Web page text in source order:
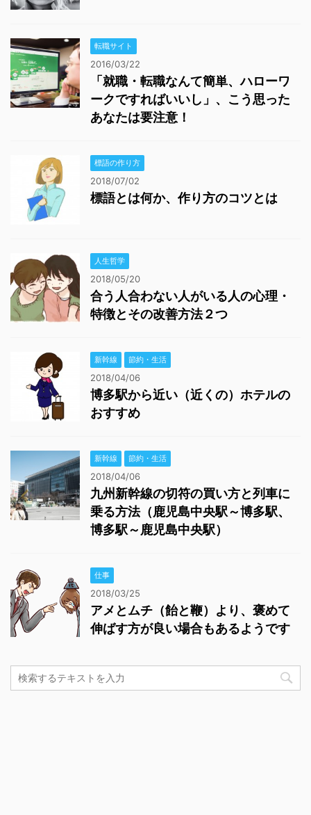
転職サイト
2016/03/22
「就職・転職なんて簡単、ハローワ
ークですればいいし」、こう思った
あなたは要注意！
標語の作り方
2018/07/02
標語とは何か、作り方のコツとは
人生哲学
2018/05/20
合う人合わない人がいる人の心理・
特徴とその改善方法２つ
新幹線 節約・生活
2018/04/06
博多駅から近い（近くの）ホテルの
おすすめ
新幹線 節約・生活
2018/04/06
九州新幹線の切符の買い方と列車に
乗る方法（鹿児島中央駅～博多駅、
博多駅～鹿児島中央駅）
仕事
2018/03/25
アメとムチ（飴と鞭）より、褒めて
伸ばす方が良い場合もあるようです